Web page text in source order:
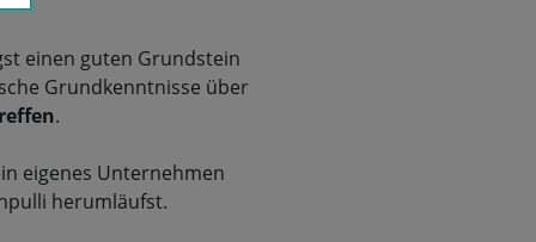
einen guten Grundstein
Grundkenntnisse über
.
eigenes Unternehmen
herumläufst.